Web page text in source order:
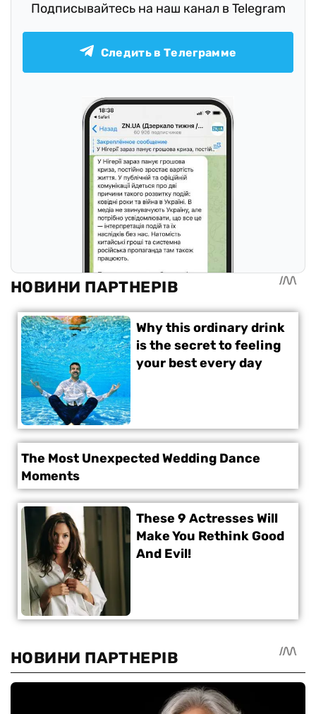
Подписывайтесь на наш канал в Telegram
Следить в Телеграмме